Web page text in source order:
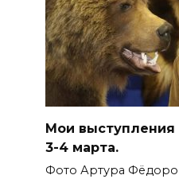
Мои выступления
3-4 марта.
Фото Артура